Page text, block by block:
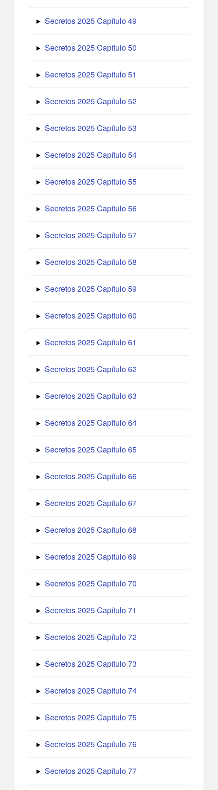
Secretos 2025 Capítulo 49
Secretos 2025 Capítulo 50
Secretos 2025 Capítulo 51
Secretos 2025 Capítulo 52
Secretos 2025 Capítulo 53
Secretos 2025 Capítulo 54
Secretos 2025 Capítulo 55
Secretos 2025 Capítulo 56
Secretos 2025 Capítulo 57
Secretos 2025 Capítulo 58
Secretos 2025 Capítulo 59
Secretos 2025 Capítulo 60
Secretos 2025 Capítulo 61
Secretos 2025 Capítulo 62
Secretos 2025 Capítulo 63
Secretos 2025 Capítulo 64
Secretos 2025 Capítulo 65
Secretos 2025 Capítulo 66
Secretos 2025 Capítulo 67
Secretos 2025 Capítulo 68
Secretos 2025 Capítulo 69
Secretos 2025 Capítulo 70
Secretos 2025 Capítulo 71
Secretos 2025 Capítulo 72
Secretos 2025 Capítulo 73
Secretos 2025 Capítulo 74
Secretos 2025 Capítulo 75
Secretos 2025 Capítulo 76
Secretos 2025 Capítulo 77